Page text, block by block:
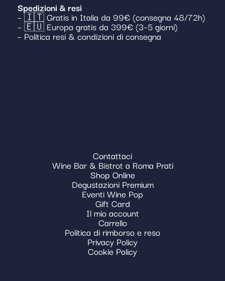
Spedizioni & resi
– 🇮🇹 Gratis in Italia da 99€ (consegna 48/72h)
– 🇪🇺 Europa gratis da 399€ (3–5 giorni)
– Politica resi & condizioni di consegna
Contattaci
Wine Bar & Bistrot a Roma Prati
Shop Online
Degustazioni Premium
Eventi Wine Pop
Gift Card
Il mio account
Carrello
Politica di rimborso e reso
Privacy Policy
Cookie Policy